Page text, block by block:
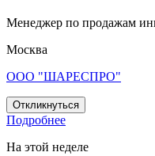
Менеджер по продажам
Москва
ООО "ШАРЕСПРО"
Откликнуться
Подробнее
На этой неделе